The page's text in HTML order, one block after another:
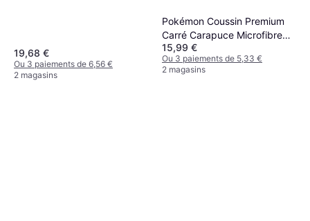
19,68 €
Ou 3 paiements de 6,56 €
2 magasins
Pokémon Coussin Premium
Carré Carapuce Microfibre
40 cm Bleu Oreiller cervical
Bleu
15,99 €
Ou 3 paiements de 5,33 €
2 magasins